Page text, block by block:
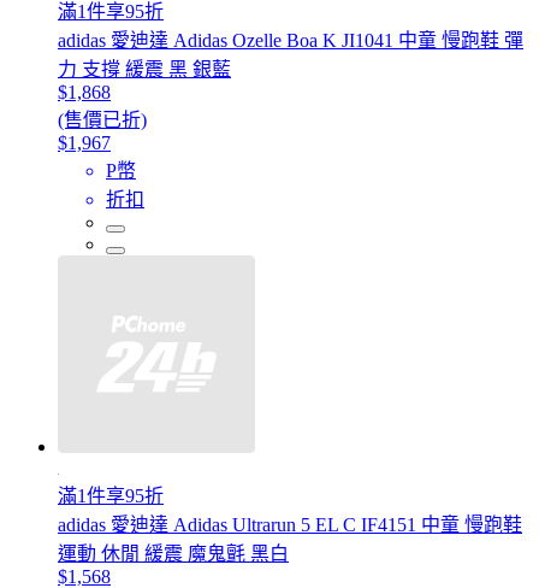
滿1件享95折
adidas 愛迪達 Adidas Ozelle Boa K JI1041 中童 慢跑鞋 彈
力 支撐 緩震 黑 銀藍
$1,868
(售價已折)
$1,967
P幣
折扣
滿1件享95折
adidas 愛迪達 Adidas Ultrarun 5 EL C IF4151 中童 慢跑鞋
運動 休閒 緩震 魔鬼氈 黑白
$1,568